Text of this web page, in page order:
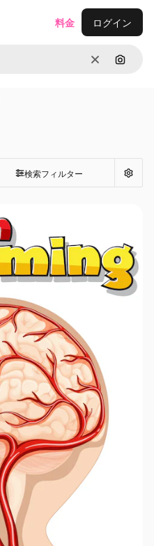
消去 画像で
料金 ログイン
検索フィルター